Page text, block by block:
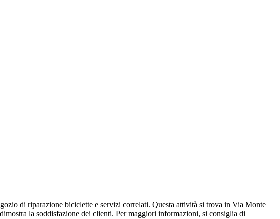
di riparazione biciclette e servizi correlati. Questa attività si trova in Via Monte
la soddisfazione dei clienti. Per maggiori informazioni, si consiglia di